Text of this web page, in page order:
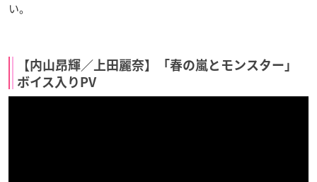
い。
【内山昂輝／上田麗奈】「春の嵐とモンスター」
ボイス入りPV